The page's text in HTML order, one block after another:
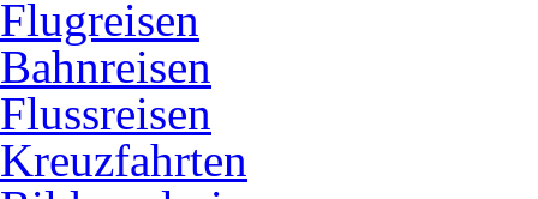
Flugreisen
Bahnreisen
Flussreisen
Kreuzfahrten